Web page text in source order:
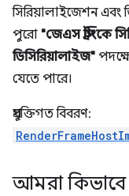
সিরিয়ালাইজেশন এবং
পুরো "জেএস ​​স্ট্রিংকে
ডিসিরিয়ালাইজ"
যেতে পারে।
প্রযুক্তিগত বিবরণ:
আমরা কিভাবে